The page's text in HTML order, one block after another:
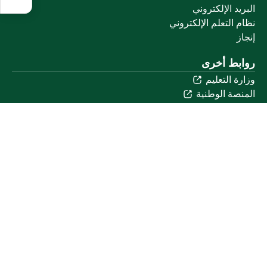
البريد الإلكتروني
نظام التعلم الإلكتروني
إنجاز
روابط أخرى
وزارة التعليم
المنصة الوطنية